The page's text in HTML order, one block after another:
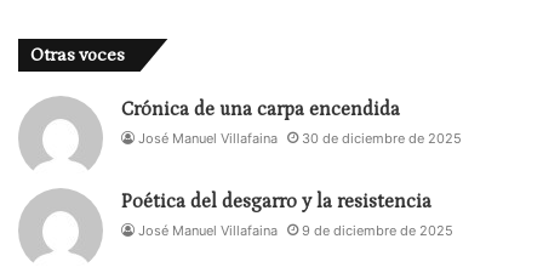
Otras voces
Crónica de una carpa encendida
José Manuel Villafaina 30 de diciembre de 2025
Poética del desgarro y la resistencia
José Manuel Villafaina 9 de diciembre de 2025